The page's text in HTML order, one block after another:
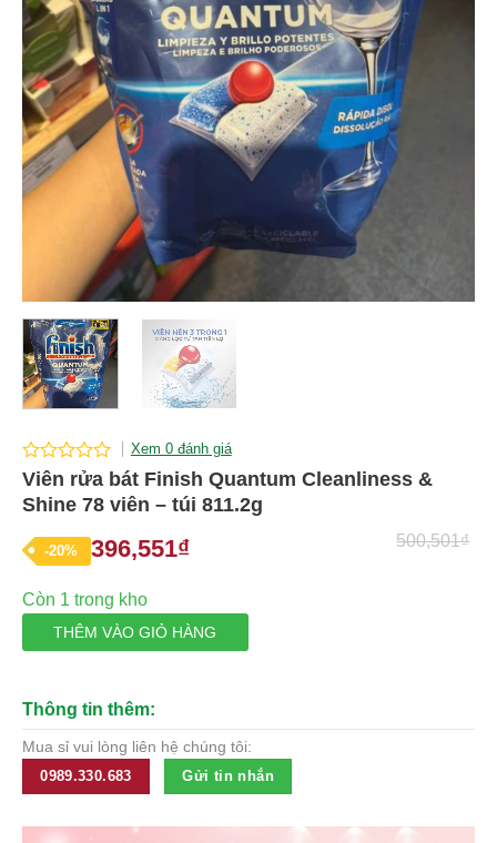
0
out
of
Xem 0 đánh giá
Viên rửa bát Finish Quantum Cleanliness &
Shine 78 viên – túi 811.2g
-20%
500,501₫
Giá
là:
500,501₫.
396,551₫Giá
tại
là:
Còn 1 trong kho
THÊM VÀO GIỎ HÀNG
Thông tin thêm:
Mua sỉ vui lòng liên hệ chúng tôi:
0989.330.683
Gửi tin nhắn